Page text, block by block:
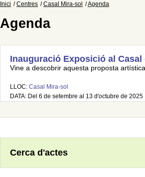
Inici Centres Casal Mira-sol Agenda
Agenda
Inauguració Exposició al Casal
Vine a descobrir aquesta proposta
LLOC: Casal Mira-sol
DATA: Del 6 de setembre al 13 d'octubre de 2025
Cerca d'actes